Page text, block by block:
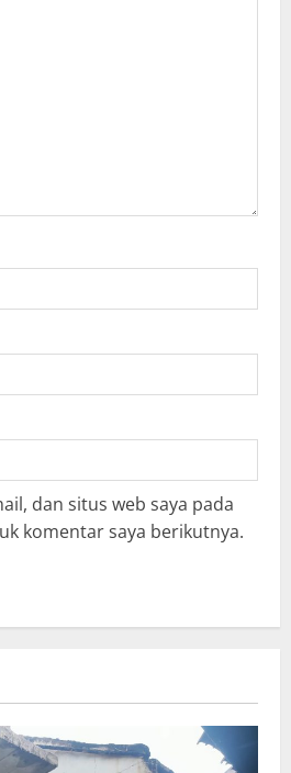
dan situs web saya pada
komentar saya berikutnya.